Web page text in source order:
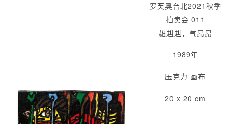
罗芙奥台北2021秋季
拍卖会 011
雄赳赳，气昂昂
1989年
压克力 画布
20 x 20 cm